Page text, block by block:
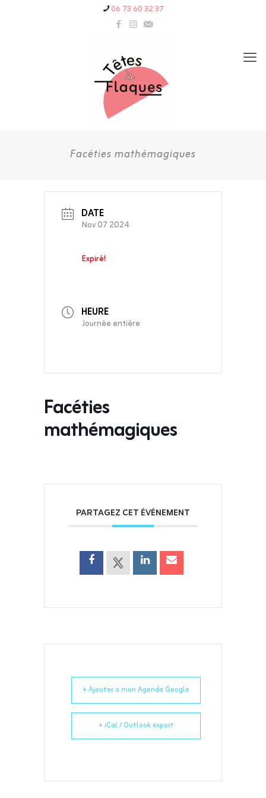
06 73 60 32 37
Facéties mathémagiques
DATE
Nov 07 2024
Expiré!
HEURE
Journée entière
Facéties
mathémagiques
PARTAGEZ CET ÉVÉNEMENT
+ Ajouter à mon Agenda Google
+ iCal / Outlook export